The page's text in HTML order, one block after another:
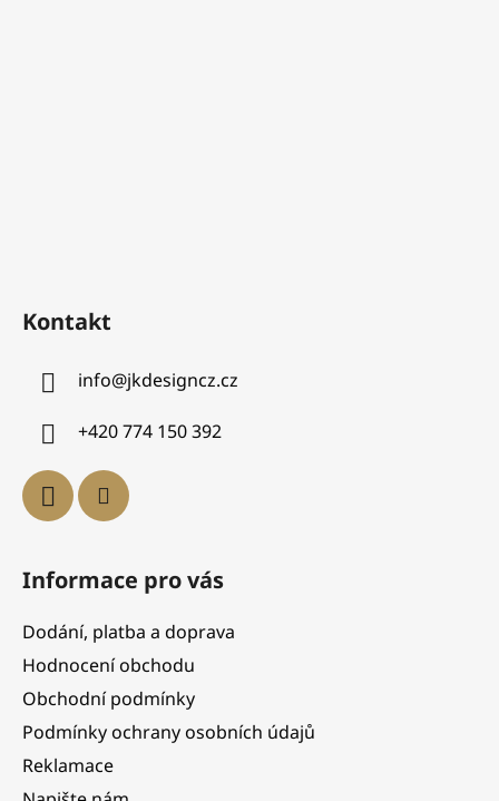
Kontakt
info@jkdesigncz.cz
+420 774 150 392
Informace pro vás
Dodání, platba a doprava
Hodnocení obchodu
Obchodní podmínky
Podmínky ochrany osobních údajů
Reklamace